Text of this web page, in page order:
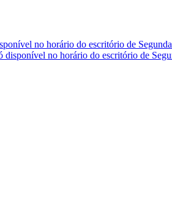
no horário do escritório de
no horário do escritório de